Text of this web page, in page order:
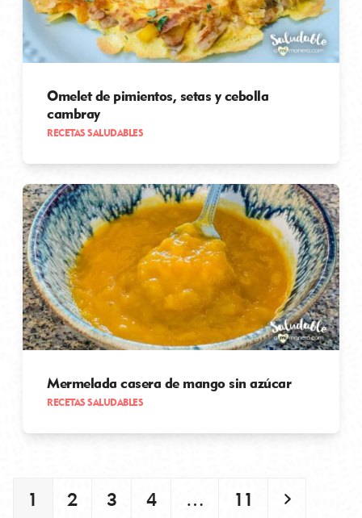
Omelet de pimientos, setas y cebolla
cambray
RECETAS SALUDABLES
Mermelada casera de mango sin azúcar
RECETAS SALUDABLES
Page
1 Page
2 Page
3 Page
4 … Page
11